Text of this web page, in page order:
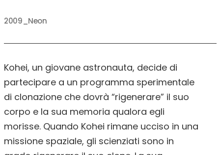
2009_Neon
Kohei, un giovane astronauta, decide di
partecipare a un programma sperimentale
di clonazione che dovrà “rigenerare” il suo
corpo e la sua memoria qualora egli
morisse. Quando Kohei rimane ucciso in una
missione spaziale, gli scienziati sono in